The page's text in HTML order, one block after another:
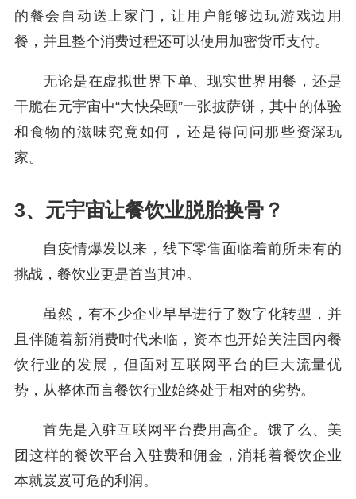
的餐会自动送上家门，让用户能够边玩游戏边用
餐，并且整个消费过程还可以使用加密货币支付。
无论是在虚拟世界下单、现实世界用餐，还是
干脆在元宇宙中“大快朵颐”一张披萨饼，其中的体验
和食物的滋味究竟如何，还是得问问那些资深玩
家。
3、 元宇宙让餐饮业脱胎换骨？
自疫情爆发以来，线下零售面临着前所未有的
挑战，餐饮业更是首当其冲。
虽然，有不少企业早早进行了数字化转型，并
且伴随着新消费时代来临，资本也开始关注国内餐
饮行业的发展，但面对互联网平台的巨大流量优
势，从整体而言餐饮行业始终处于相对的劣势。
首先是入驻互联网平台费用高企。饿了么、美
团这样的餐饮平台入驻费和佣金，消耗着餐饮企业
本就岌岌可危的利润。